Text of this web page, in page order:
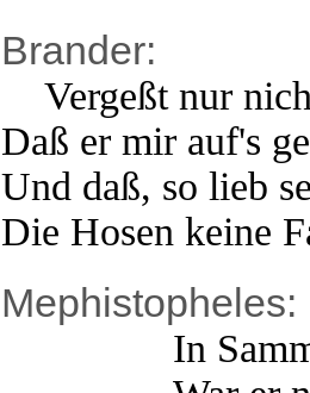
Brander:
Vergeßt nur
Daß er mir auf's
Und daß, so lieb
Die Hosen keine
Mephistopheles:
In Sammet